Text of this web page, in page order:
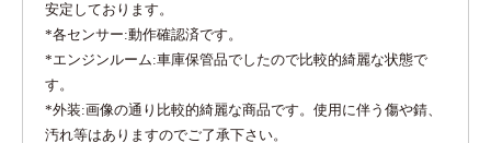
安定しております。
*各センサー:動作確認済です。
*エンジンルーム:車庫保管品でしたので比較的綺麗な状態で
す。
*外装:画像の通り比較的綺麗な商品です。使用に伴う傷や錆、
汚れ等はありますのでご了承下さい。